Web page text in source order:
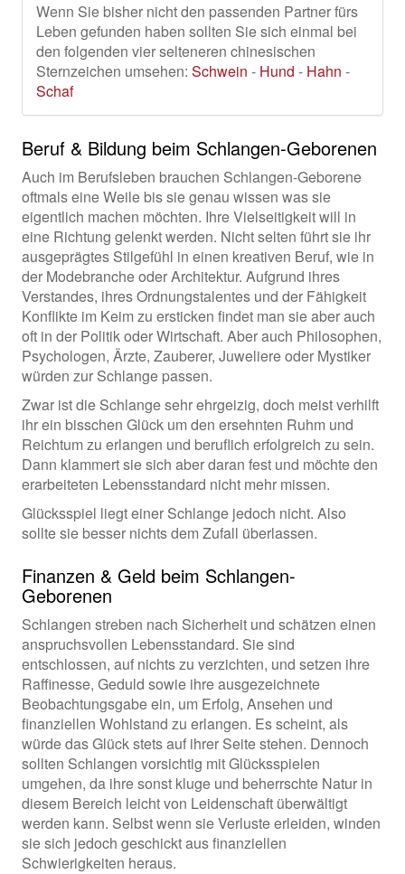
Wenn Sie bisher nicht den passenden Partner fürs
Leben gefunden haben sollten Sie sich einmal bei
den folgenden vier selteneren chinesischen
Sternzeichen umsehen: Schwein - Hund - Hahn -
Schaf
Beruf & Bildung beim Schlangen-Geborenen
Auch im Berufsleben brauchen Schlangen-Geborene
oftmals eine Weile bis sie genau wissen was sie
eigentlich machen möchten. Ihre Vielseitigkeit will in
eine Richtung gelenkt werden. Nicht selten führt sie ihr
ausgeprägtes Stilgefühl in einen kreativen Beruf, wie in
der Modebranche oder Architektur. Aufgrund ihres
Verstandes, ihres Ordnungstalentes und der Fähigkeit
Konflikte im Keim zu ersticken findet man sie aber auch
oft in der Politik oder Wirtschaft. Aber auch Philosophen,
Psychologen, Ärzte, Zauberer, Juweliere oder Mystiker
würden zur Schlange passen.
Zwar ist die Schlange sehr ehrgeizig, doch meist verhilft
ihr ein bisschen Glück um den ersehnten Ruhm und
Reichtum zu erlangen und beruflich erfolgreich zu sein.
Dann klammert sie sich aber daran fest und möchte den
erarbeiteten Lebensstandard nicht mehr missen.
Glücksspiel liegt einer Schlange jedoch nicht. Also
sollte sie besser nichts dem Zufall überlassen.
Finanzen & Geld beim Schlangen-
Geborenen
Schlangen streben nach Sicherheit und schätzen einen
anspruchsvollen Lebensstandard. Sie sind
entschlossen, auf nichts zu verzichten, und setzen ihre
Raffinesse, Geduld sowie ihre ausgezeichnete
Beobachtungsgabe ein, um Erfolg, Ansehen und
finanziellen Wohlstand zu erlangen. Es scheint, als
würde das Glück stets auf ihrer Seite stehen. Dennoch
sollten Schlangen vorsichtig mit Glücksspielen
umgehen, da ihre sonst kluge und beherrschte Natur in
diesem Bereich leicht von Leidenschaft überwältigt
werden kann. Selbst wenn sie Verluste erleiden, winden
sie sich jedoch geschickt aus finanziellen
Schwierigkeiten heraus.